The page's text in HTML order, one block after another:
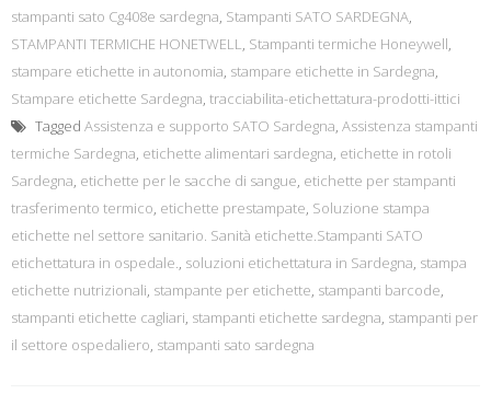
stampanti sato Cg408e sardegna, Stampanti SATO SARDEGNA,
STAMPANTI TERMICHE HONETWELL, Stampanti termiche Honeywell,
stampare etichette in autonomia, stampare etichette in Sardegna,
Stampare etichette Sardegna, tracciabilita-etichettatura-prodotti-ittici
Tagged Assistenza e supporto SATO Sardegna, Assistenza stampanti
termiche Sardegna, etichette alimentari sardegna, etichette in rotoli
Sardegna, etichette per le sacche di sangue, etichette per stampanti
trasferimento termico, etichette prestampate, Soluzione stampa
etichette nel settore sanitario. Sanità etichette.Stampanti SATO
etichettatura in ospedale., soluzioni etichettatura in Sardegna, stampa
etichette nutrizionali, stampante per etichette, stampanti barcode,
stampanti etichette cagliari, stampanti etichette sardegna, stampanti per
il settore ospedaliero, stampanti sato sardegna